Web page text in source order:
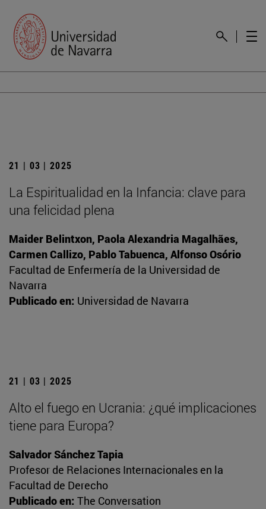
21 | 03 | 2025
La Espiritualidad en la Infancia: clave para
una felicidad plena
Maider Belintxon, Paola Alexandria Magalhães,
Carmen Callizo, Pablo Tabuenca, Alfonso Osório
Facultad de Enfermería de la Universidad de
Navarra
Publicado en: Universidad de Navarra
21 | 03 | 2025
Alto el fuego en Ucrania: ¿qué implicaciones
tiene para Europa?
Salvador Sánchez Tapia
Profesor de Relaciones Internacionales en la
Facultad de Derecho
Publicado en: The Conversation